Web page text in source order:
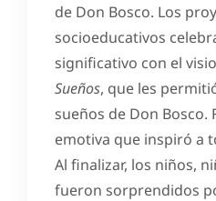
de Don Bosco. Los
socioeducativos
significativo con el
Sueños, que les
sueños de Don Bosco.
emotiva que inspiró a
Al finalizar, los niños,
fueron sorprendidos